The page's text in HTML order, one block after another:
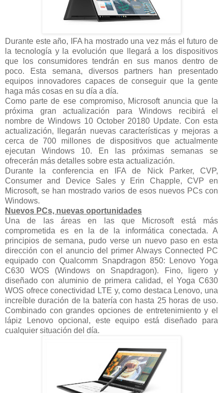
Durante este año, IFA ha mostrado una vez más el futuro de
la tecnología y la evolución que llegará a los dispositivos
que los consumidores tendrán en sus manos dentro de
poco. Esta semana, diversos partners han presentado
equipos innovadores capaces de conseguir que la gente
haga más cosas en su día a día.
Como parte de ese compromiso, Microsoft anuncia que la
próxima gran actualización para Windows recibirá el
nombre de Windows 10 October 20180 Update. Con esta
actualización, llegarán nuevas características y mejoras a
cerca de 700 millones de dispositivos que actualmente
ejecutan Windows 10. En las próximas semanas se
ofrecerán más detalles sobre esta actualización.
Durante la conferencia en IFA de Nick Parker, CVP,
Consumer and Device Sales y Erin Chapple, CVP en
Microsoft, se han mostrado varios de esos nuevos PCs con
Windows.
Nuevos PCs, nuevas oportunidades
Una de las áreas en las que Microsoft está más
comprometida es en la de la informática conectada. A
principios de semana, pudo verse un nuevo paso en esta
dirección con el anuncio del primer Always Connected PC
equipado con Qualcomm Snapdragon 850: Lenovo Yoga
C630 WOS (Windows on Snapdragon). Fino, ligero y
diseñado con aluminio de primera calidad, el Yoga C630
WOS ofrece conectividad LTE y, como destaca Lenovo, una
increíble duración de la batería con hasta 25 horas de uso.
Combinado con grandes opciones de entretenimiento y el
lápiz Lenovo opcional, este equipo está diseñado para
cualquier situación del día.